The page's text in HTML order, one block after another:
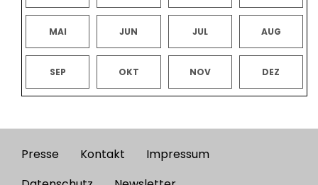
MAI JUN JUL AUG
SEP OKT NOV DEZ
Footer
Presse Kontakt
Impressum